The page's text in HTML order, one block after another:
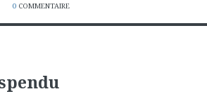
0 COMMENTAIRE